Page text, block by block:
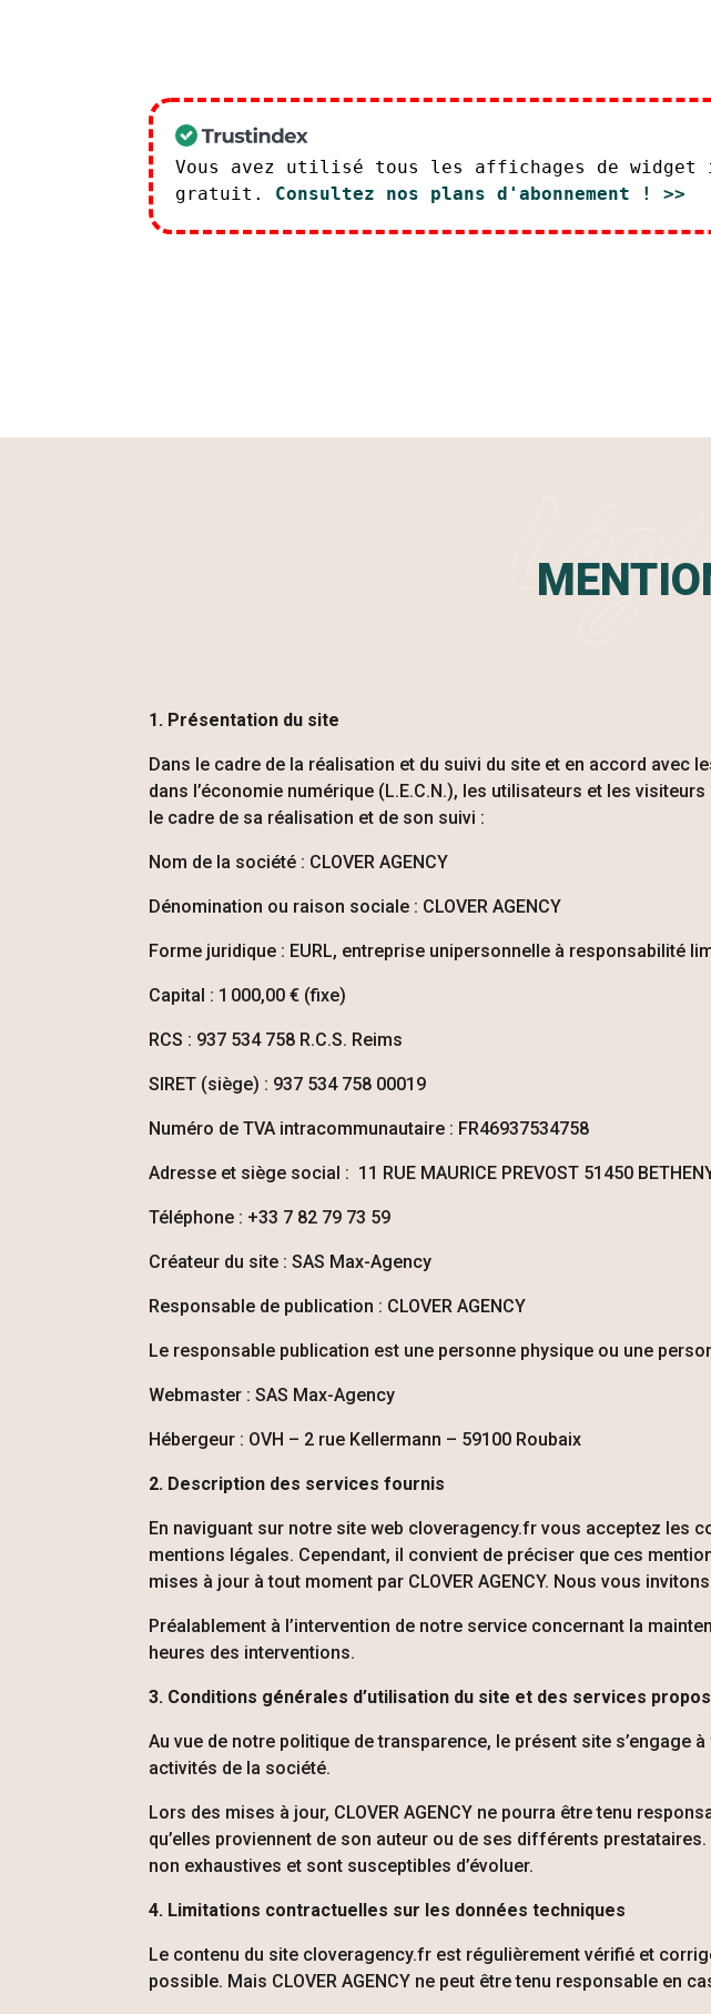
Vous avez utilisé tous les affichages de
gratuit. Consultez nos plans d'abonnement ! >>
1. Présentation du site
Dans le cadre de la réalisation et du suivi du site et en accord avec
dans l’économie numérique (L.E.C.N.), les utilisateurs et les
le cadre de sa réalisation et de son suivi :
Nom de la société : CLOVER AGENCY
Dénomination ou raison sociale : CLOVER AGENCY
Forme juridique : EURL, entreprise unipersonnelle à responsabilité
Capital : 1 000,00 € (fixe)
RCS : 937 534 758 R.C.S. Reims
SIRET (siège) : 937 534 758 00019
Numéro de TVA intracommunautaire : FR46937534758
Adresse et siège social : 11 RUE MAURICE PREVOST 51450
Téléphone : +33 7 82 79 73 59
Créateur du site : SAS Max-Agency
Responsable de publication : CLOVER AGENCY
Le responsable publication est une personne physique ou une
Webmaster : SAS Max-Agency
Hébergeur : OVH – 2 rue Kellermann – 59100 Roubaix
2. Description des services fournis
En naviguant sur notre site web cloveragency.fr vous acceptez les
mentions légales. Cependant, il convient de préciser que ces
mises à jour à tout moment par CLOVER AGENCY. Nous vous
Préalablement à l’intervention de notre service concernant la
heures des interventions.
3. Conditions générales d’utilisation du site et des services
Au vue de notre politique de transparence, le présent site
activités de la société.
Lors des mises à jour, CLOVER AGENCY ne pourra être tenu
qu’elles proviennent de son auteur ou de ses différents
non exhaustives et sont susceptibles d’évoluer.
4. Limitations contractuelles sur les données techniques
Le contenu du site cloveragency.fr est régulièrement vérifié et
possible. Mais CLOVER AGENCY ne peut être tenu responsable en